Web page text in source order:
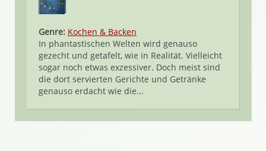
Genre: Kochen & Backen
In phantastischen Welten wird genauso
gezecht und getafelt, wie in Realität. Vielleicht
sogar noch etwas exzessiver. Doch meist sind
die dort servierten Gerichte und Getränke
genauso erdacht wie die...